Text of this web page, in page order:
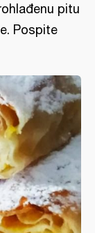
pitu
Pospite